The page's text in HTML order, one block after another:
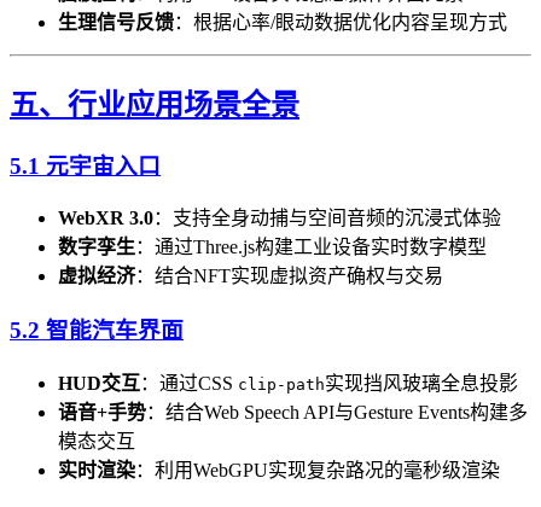
生理信号反馈​：根据心率/眼动数据优化内容呈现方式
五、行业应用场景全景
5.1 元宇宙入口
WebXR 3.0​：支持全身动捕与空间音频的沉浸式体验
数字孪生​：通过Three.js构建工业设备实时数字模型
虚拟经济​：结合NFT实现虚拟资产确权与交易
5.2 智能汽车界面
HUD交互 ​：通过CSS clip-path实现挡风玻璃全息投影
语音+手势​：结合Web Speech API与Gesture Events构建多
模态交互
实时渲染​：利用WebGPU实现复杂路况的毫秒级渲染